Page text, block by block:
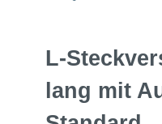
L-
lang mit